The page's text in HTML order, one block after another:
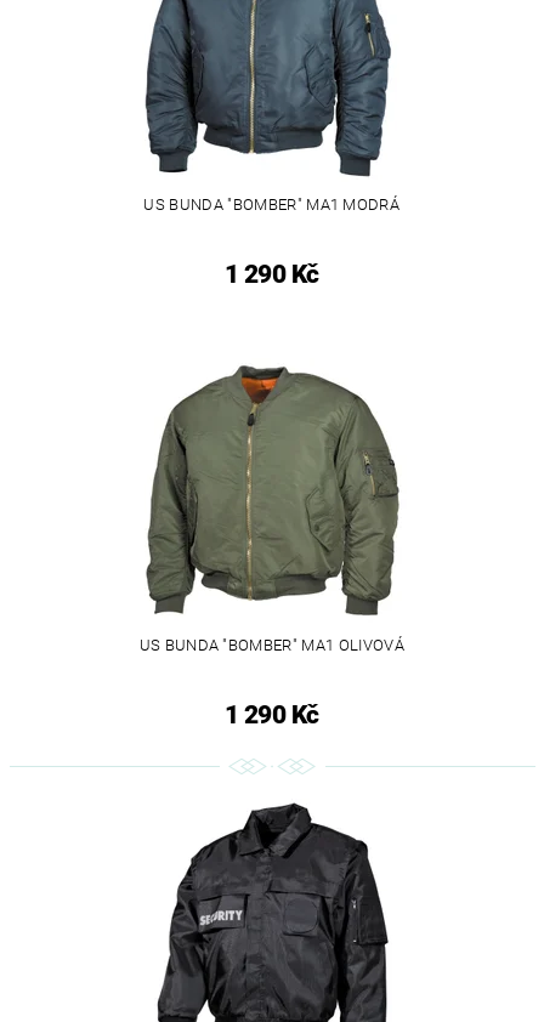
US BUNDA "BOMBER" MA1 MODRÁ
1 290 Kč
US BUNDA "BOMBER" MA1 OLIVOVÁ
1 290 Kč